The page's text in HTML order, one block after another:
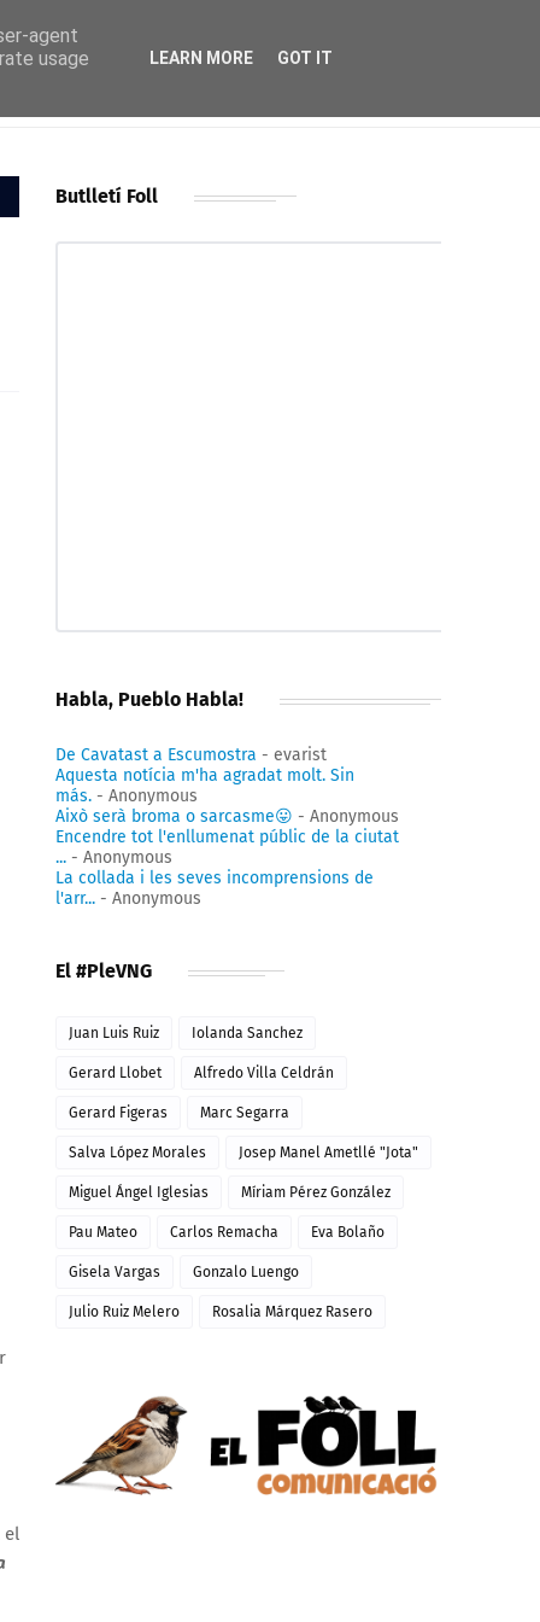
el
Butlletí Foll
Habla, Pueblo Habla!
De Cavatast a Escumostra - evarist
Aquesta notícia m'ha agradat molt. Sin
más. - Anonymous
Això serà broma o sarcasme😛 - Anonymous
Encendre tot l'enllumenat públic de la ciutat
... - Anonymous
La collada i les seves incomprensions de
l'arr... - Anonymous
El #PleVNG
Juan Luis Ruiz Iolanda Sanchez
Gerard Llobet Alfredo Villa Celdrán
Gerard Figeras Marc Segarra
Salva López Morales Josep Manel Ametllé "Jota"
Miguel Ángel Iglesias Míriam Pérez González
Pau Mateo Carlos Remacha Eva Bolaño
Gisela Vargas Gonzalo Luengo
Julio Ruiz Melero Rosalia Márquez Rasero
agent
usage
LEARN MORE GOT IT